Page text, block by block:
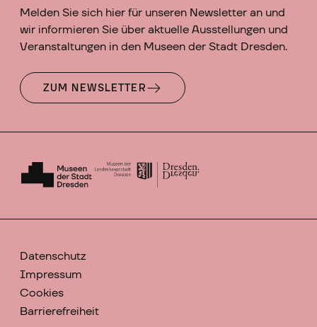
Melden Sie sich hier für unseren Newsletter an und
wir informieren Sie über aktuelle Ausstellungen und
Veranstaltungen in den Museen der Stadt Dresden.
ZUM NEWSLETTER
Datenschutz
Impressum
Cookies
Barrierefreiheit